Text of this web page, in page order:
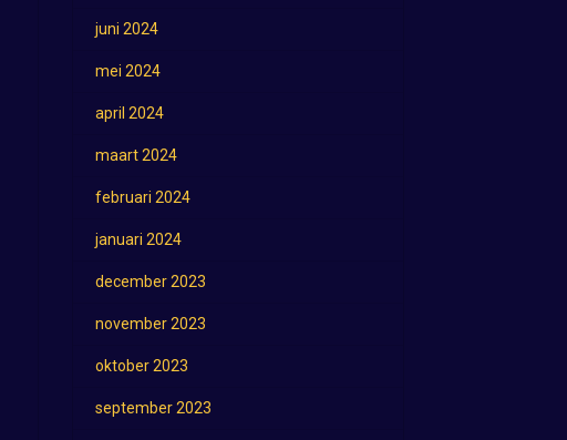
juni 2024
mei 2024
april 2024
maart 2024
februari 2024
januari 2024
december 2023
november 2023
oktober 2023
september 2023